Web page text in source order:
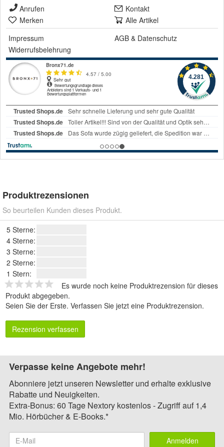
Anrufen
Kontakt
Merken
Alle Artikel
Impressum
AGB & Datenschutz
Widerrufsbelehrung
Produktrezensionen
So beurteilen Kunden dieses Produkt.
5 Sterne:
4 Sterne:
3 Sterne:
2 Sterne:
1 Stern:
Es wurde noch keine Produktrezension für dieses
Produkt abgegeben.
Seien Sie der Erste. Verfassen Sie jetzt eine Produktrezension.
Rezension verfassen
Verpasse keine Angebote mehr!
Abonniere jetzt unseren Newsletter und erhalte exklusive
Rabatte und Neuigkeiten.
Extra-Bonus: 60 Tage Nextory kostenlos - Zugriff auf 1,4
Mio. Hörbücher & E-Books.*
Anmelden